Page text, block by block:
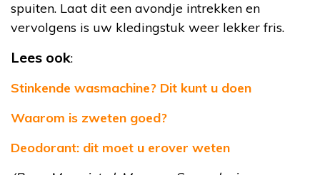
spuiten. Laat dit een avondje intrekken en
vervolgens is uw kledingstuk weer lekker fris.
Lees ook:
Stinkende wasmachine? Dit kunt u doen
Waarom is zweten goed?
Deodorant: dit moet u erover weten